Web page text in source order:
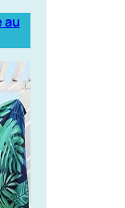
au